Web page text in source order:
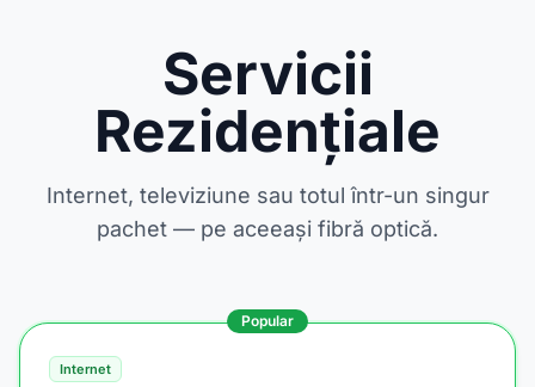
Servicii
Rezidențiale
Internet, televiziune sau totul într-un singur
pachet — pe aceeași fibră optică.
Popular
Internet